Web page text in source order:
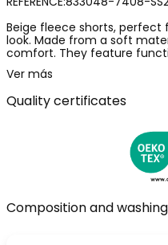
Beige fleece shorts,
look. Made from a soft
comfort. They feature
adjustable waist. The plain
ideal for pairing with brightly
Available in sizes from 12
versatile option for the little
Ver más
Quality certificates
Composition and washing